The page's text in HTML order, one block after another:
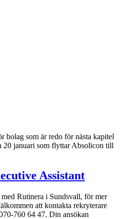
bolag som är redo för nästa kapitel
20 januari som flyttar Absolicon till
Assistant
Rutinera i Sundsvall, för mer
att kontakta rekryterare
760 64 47. Din ansökan